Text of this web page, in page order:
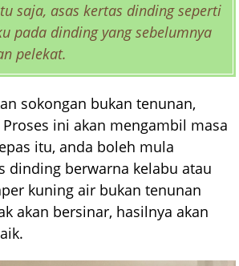
saja, asas kertas dinding seperti
pada dinding yang sebelumnya
pelekat.
sokongan bukan tenunan,
ini akan mengambil masa
itu, anda boleh mula
dinding berwarna kelabu atau
kuning air bukan tenunan
akan bersinar, hasilnya akan